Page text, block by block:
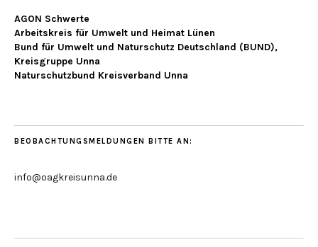
AGON Schwerte
Arbeitskreis für Umwelt und Heimat Lünen
Bund für Umwelt und Naturschutz Deutschland (BUND),
Kreisgruppe Unna
Naturschutzbund Kreisverband Unna
BEOBACHTUNGSMELDUNGEN BITTE AN:
info@oagkreisunna.de